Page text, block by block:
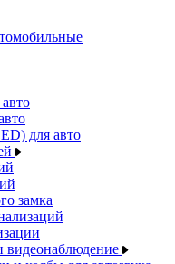
для авто
замка
видеонаблюдение